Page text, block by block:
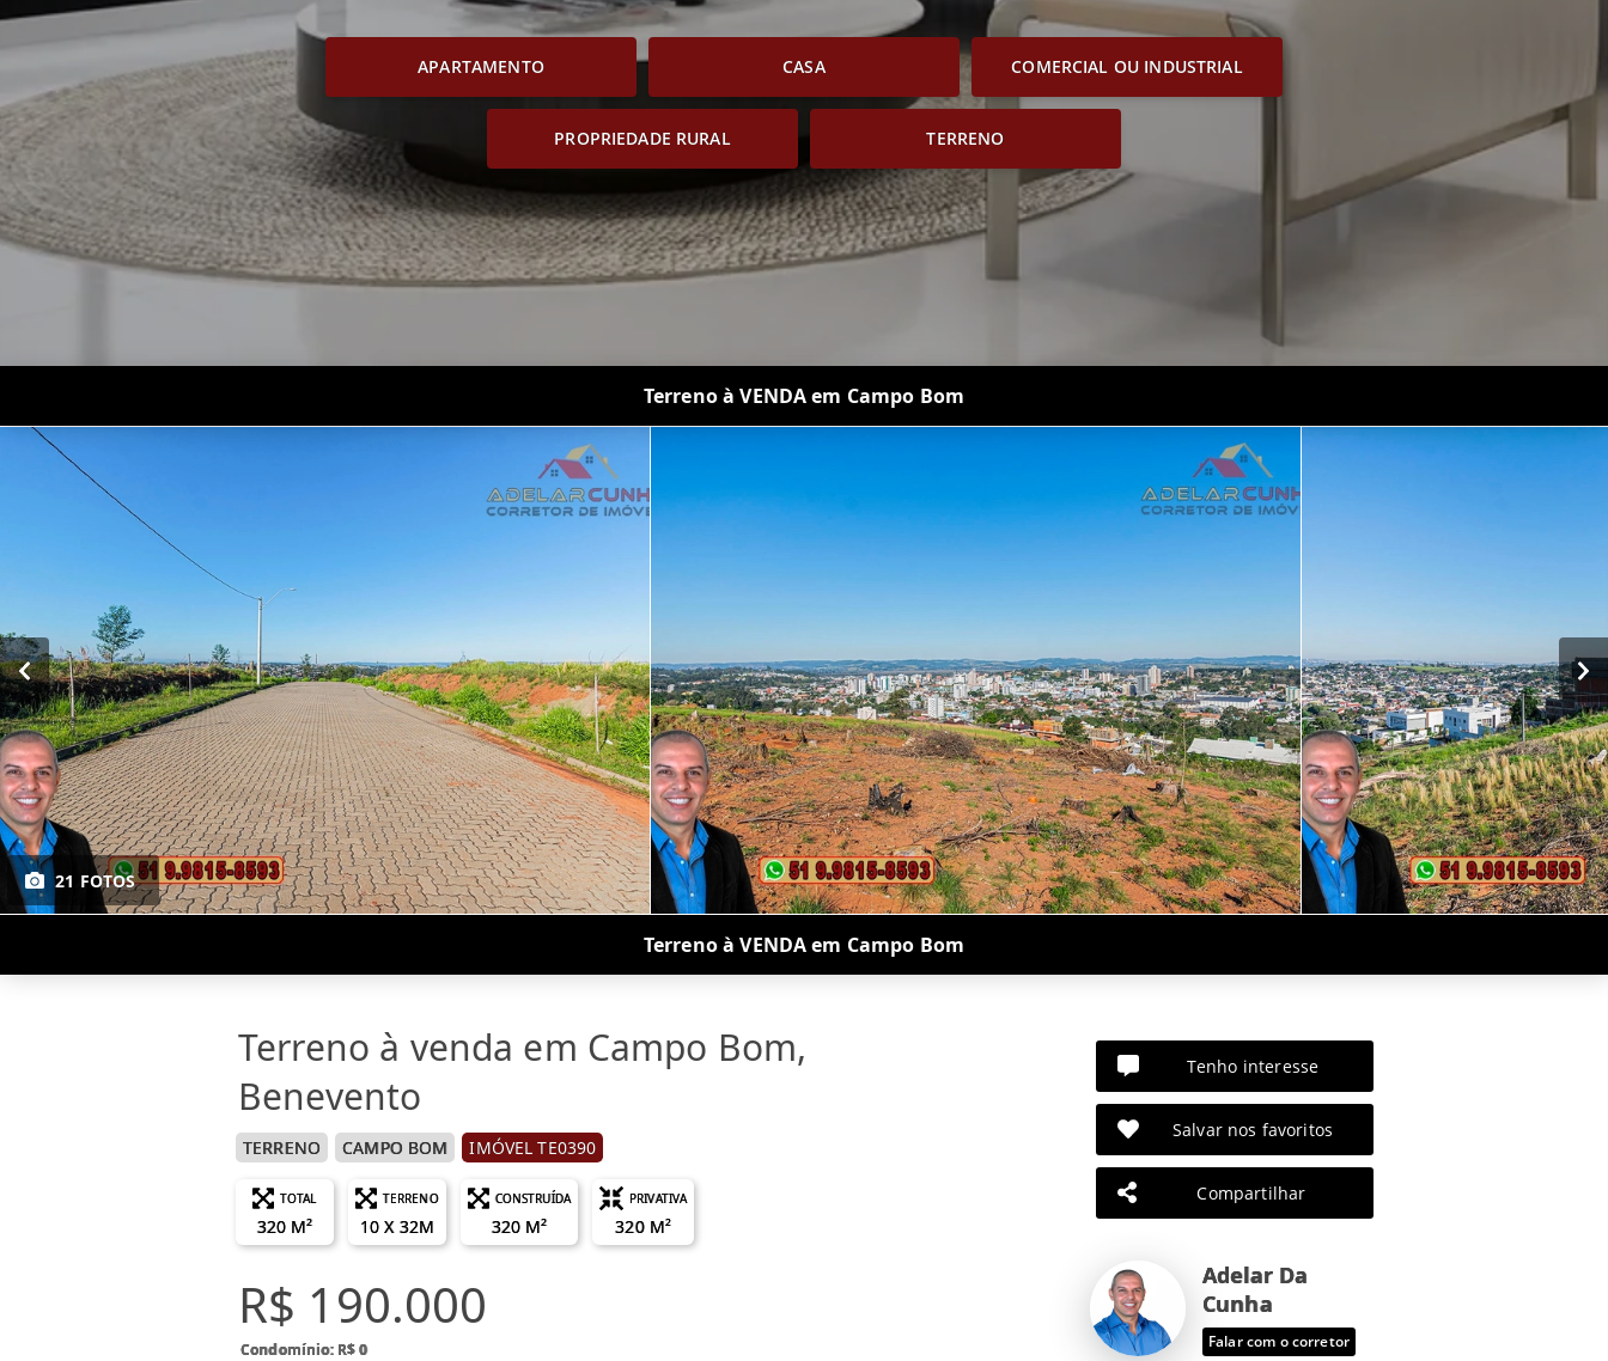
APARTAMENTO CASA COMERCIAL OU INDUSTRIAL
PROPRIEDADE RURAL TERRENO
Terreno à VENDA em Campo Bom
21 FOTOS
Terreno à VENDA em Campo Bom
Terreno à venda em Campo Bom,
Benevento
TERRENO CAMPO BOM IMÓVEL TE0390
TOTAL
320 M²
TERRENO
10 X 32M
CONSTRUÍDA
320 M²
PRIVATIVA
320 M²
R$ 190.000
Condomínio: R$ 0
Tenho interesse
Salvar nos favoritos
Compartilhar
Adelar Da
Cunha
Falar com o corretor